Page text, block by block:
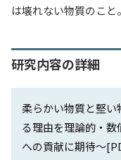
は壊れない物質のこと
研究内容の詳細
柔らかい物質と堅い
る理由を理論的・
への貢献に期待～